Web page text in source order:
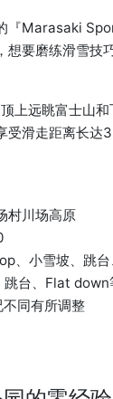
『Marasaki
想要磨练滑雪技
上远眺富士山
受滑走距离长达
村川场高原
、小雪坡、跳
跳台、Flat down
同有所调整